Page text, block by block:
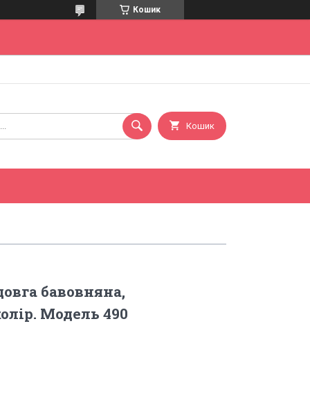
Кошик
Кошик
бавовняна,
Модель 490